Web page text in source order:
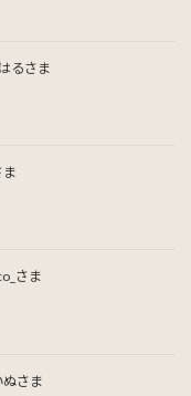
るさま
さま
さま